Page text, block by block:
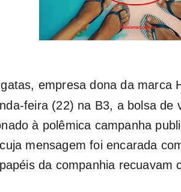
empresa dona da marca
feira (22) na B3, a bolsa de
à polêmica campanha
mensagem foi encarada
da companhia recuavam